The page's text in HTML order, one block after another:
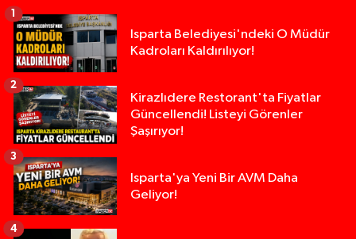
Isparta Belediyesi'ndeki O Müdür
Kadroları Kaldırılıyor!
1
Kirazlıdere Restorant'ta Fiyatlar
Güncellendi! Listeyi Görenler
Şaşırıyor!
2
Isparta'ya Yeni Bir AVM Daha
Geliyor!
3
4